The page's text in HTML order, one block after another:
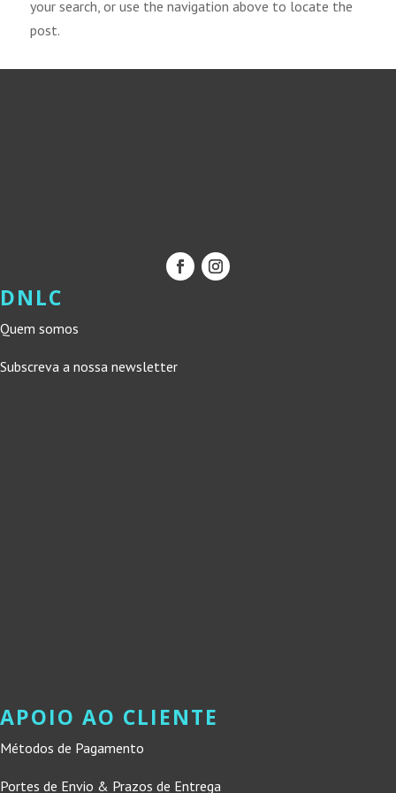
your search, or use the navigation above to locate the
post.
DNLC
Quem somos
Subscreva a nossa newsletter
APOIO AO CLIENTE
Métodos de Pagamento
Portes de Envio & Prazos de Entrega